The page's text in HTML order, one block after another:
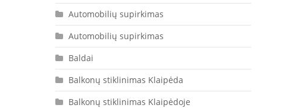
Automobilių supirkimas
Automobilių supirkimas
Baldai
Balkonų stiklinimas Klaipėda
Balkonų stiklinimas Klaipėdoje